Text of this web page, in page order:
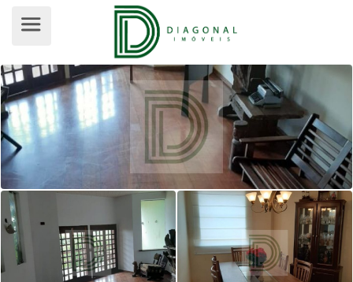
CASA EM CONDOMÍNIO PARA